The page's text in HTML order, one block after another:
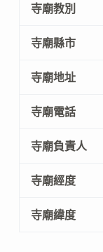
寺廟教別
寺廟縣市
寺廟地址
寺廟電話
寺廟負責人
寺廟經度
寺廟緯度